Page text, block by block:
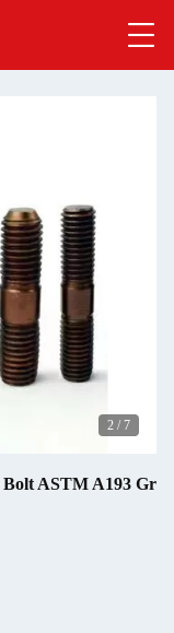
2 / 7
ASTM A193 Gr